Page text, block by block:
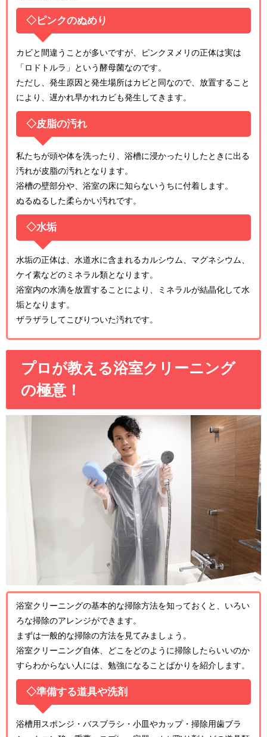
◇ピンクのぬめり
カビと間違うことが多いですが、ピンクヌメリの正体は実は
「ロドトルラ」という酵母菌なのです。
ただし、発生原因と発生場所はカビと同なので、放置すること
により、遅かれ早かれカビも発生してきます。
◇皮脂の汚れ
私たちが頭や体を洗ったり、浴槽に浸かったりしたときに出る
汚れが皮脂の汚れとなります。
浴槽の壁部分や、浴室の床に知らないうちに付着します。
ぬるぬるした柔らかい汚れです。
◇水垢
水垢の正体は、水道水に含まれるカルシウム、マグネシウム、
ケイ素などのミネラル類となります。
浴室内の水滴を放置することにより、ミネラルが結晶化して水
垢となります。
ザラザラしてこびりついた汚れです。
プロが教える浴室クリーニング
の極意！
浴室クリーニングの基本的な掃除方法を知っておくと、いろい
ろな掃除のアレンジができます。
まずは一般的な掃除の方法を見てみましょう。
浴室クリーニング自体、どこをどのように掃除したらいいのか
すらわからない人には、勉強になることばかりを紹介します。
◇準備する道具や洗剤
浴槽用スポンジ・バスブラシ・小皿やカップ・掃除用歯ブラ